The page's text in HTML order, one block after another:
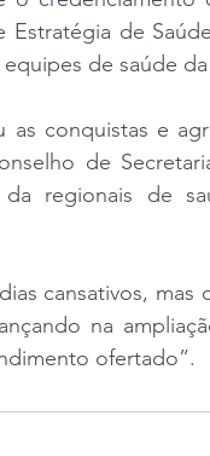
Estratégia de
de saúde da
as conquistas e
de
regionais de
cansativos,
na
ofertado”.